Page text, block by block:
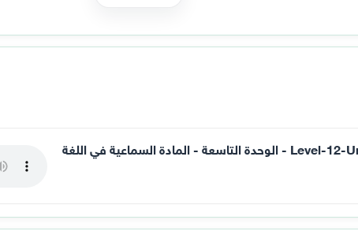
Level-12-Unit-09-Period-5-Activities-2-and-3 - الوحدة التاسعة - المادة السماعية في اللغة